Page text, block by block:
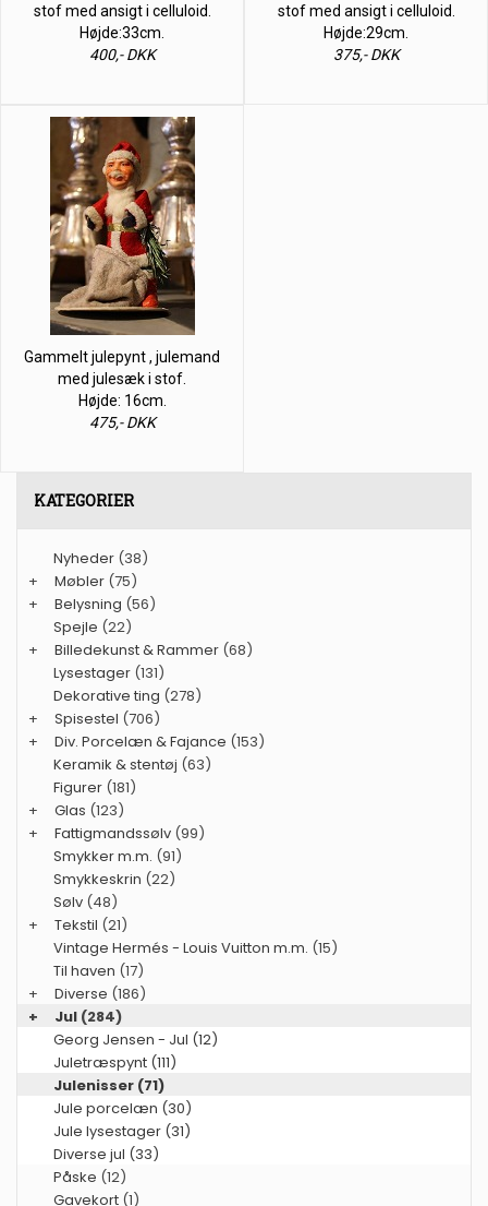
stof med ansigt i celluloid.
Højde:33cm.
400,- DKK
stof med ansigt i celluloid.
Højde:29cm.
375,- DKK
Gammelt julepynt , julemand
med julesæk i stof.
Højde: 16cm.
475,- DKK
KATEGORIER
Nyheder (38)
+
Møbler (75)
+
Belysning (56)
Spejle (22)
+
Billedekunst & Rammer (68)
Lysestager (131)
Dekorative ting (278)
+
Spisestel (706)
+
Div. Porcelæn & Fajance (153)
Keramik & stentøj (63)
Figurer (181)
+
Glas (123)
+
Fattigmandssølv (99)
Smykker m.m. (91)
Smykkeskrin (22)
Sølv (48)
+
Tekstil (21)
Vintage Hermés - Louis Vuitton m.m. (15)
Til haven (17)
+
Diverse (186)
+
Jul (284)
Georg Jensen - Jul (12)
Juletræspynt (111)
Julenisser (71)
Jule porcelæn (30)
Jule lysestager (31)
Diverse jul (33)
Påske (12)
Gavekort (1)